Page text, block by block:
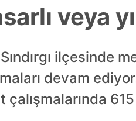
veya
ilçesinde
devam